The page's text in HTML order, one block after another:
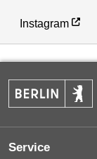
Instagram
Service